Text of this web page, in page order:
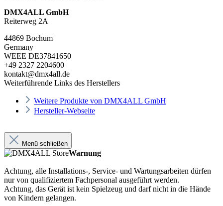
DMX4ALL GmbH
Reiterweg 2A
44869 Bochum
Germany
WEEE DE37841650
+49 2327 2204600
kontakt@dmx4all.de
Weiterführende Links des Herstellers
Weitere Produkte von DMX4ALL GmbH
Hersteller-Webseite
Menü schließen
Warnung
Achtung, alle Installations-, Service- und Wartungsarbeiten dürfen
nur von qualifiziertem Fachpersonal ausgeführt werden.
Achtung, das Gerät ist kein Spielzeug und darf nicht in die Hände
von Kindern gelangen.